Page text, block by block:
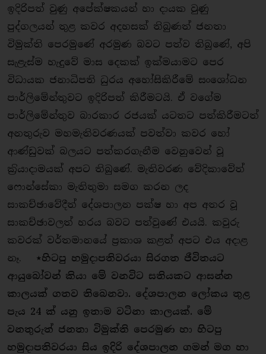
ඉදිරිපත් වුණු අපේක්ෂකයන් හා දායක වුණු
පුද්ගලයන් තුළ කවර අදහසක් තිබුණත් ජනතා
විමුක්ති පෙරමුණේ අරමුණ බවට පත්ව තිබුණේ, අපි
සැළැස්ම හැදුවේ මාස දෙකක් ඉක්මයාමට පෙර
විධායක ජනාධිපති ධුරය අහෝසිකිරීමේ සංශෝධන
පාර්ලිමේන්තුවට ඉදිරිපත් කිරීමටයි. ඒ වගේම
පාර්ලිමේන්තුව බාරකාර රජයක් යටතට පත්කිරීමටත්
අනතුරුව මහමැතිවරණයක් පවත්වා කවර හෝ
ආණ්ඩුවක් බලයට පත්කරගැනීම වෙනුවෙන් වූ
ක‍්‍රියාදාමයක් අපට තිබුණේ. මැතිවරණ වේදිකාවේත්
ෆොන්සේකා මැතිතුමා සමග කරන ලද
සාකච්ඡාවේදීත් දේශපාලන පක්ෂ හා අප අතර වූ
සාකච්ඡාවලත් හරය බවට පත්වුණේ එයයි. කවුරු
කවරක් වර්තමානයේ ප‍්‍රකාශ කළත් අපට එය අදාළ
නෑ. ⋆හිටපු හමුදාපතිවරයා සිරගත ජීවිතයට
ආයුබෝවන් කියා මේ වනවිට සතියකට ආසන්න
කාලයක් ගතව තිබෙනවා. දේශපාලන ලෝකය තුළ
පැය 24 ක් යනු ඉතාම වටිනා කාලයක්. මේ
වනතුරුත් ජනතා විමුක්ති පෙරමුණ හා හිටපු
හමුදාපතිවරයා සිය ඉදිරි දේශපාලන ගමන් මග හා